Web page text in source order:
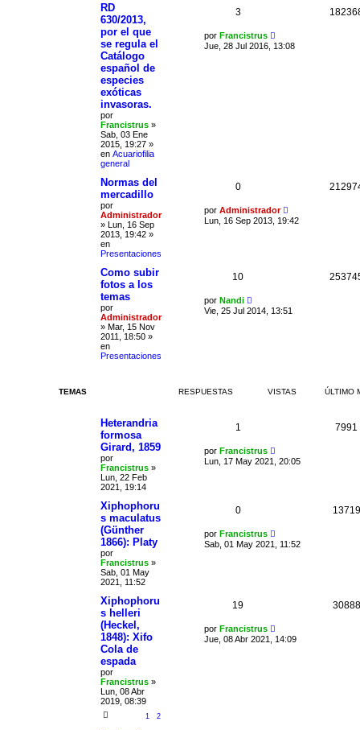
RD
630/2013,
por el que
se regula el
Catálogo
español de
especies
exóticas
invasoras.
por
Francistrus »
Sab, 03 Ene
2015, 19:27 »
en Acuariofilia
general
3
por Francistrus
Jue, 28 Jul 2016, 13:08
Normas del
mercadillo
por
Administrador
» Lun, 16 Sep
2013, 19:42 »
en
Presentaciones
0
por Administrador
Lun, 16 Sep 2013, 19:42
Como subir
fotos a los
temas
por
Administrador
» Mar, 15 Nov
2011, 18:50 »
en
Presentaciones
10
por Nandi
Vie, 25 Jul 2014, 13:51
TEMAS RESPUESTAS VISTAS ÚLTIMO
Heterandria
formosa
Girard, 1859
por
Francistrus »
Lun, 22 Feb
2021, 19:14
1 7991
por Francistrus
Lun, 17 May 2021, 20:05
Xiphophoru
s maculatus
(Günther
1866): Platy
por
Francistrus »
Sab, 01 May
2021, 11:52
0 13719
por Francistrus
Sab, 01 May 2021, 11:52
Xiphophoru
s helleri
(Heckel,
1848): Xifo
Cola de
espada
por
Francistrus »
Lun, 08 Abr
2019, 08:39
1 2
19 30888
por Francistrus
Jue, 08 Abr 2021, 14:09